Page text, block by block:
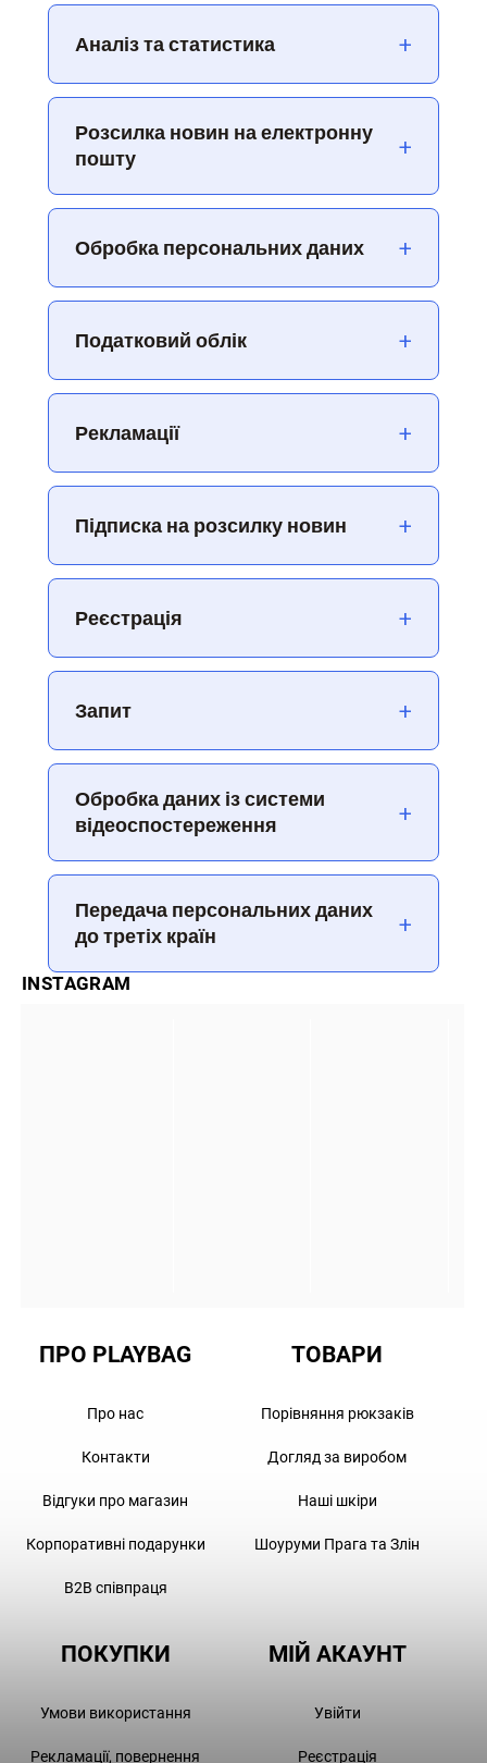
Аналіз та статистика +
Розсилка новин на електронну
пошту
+
Обробка персональних даних +
Податковий облік +
Рекламації +
Підписка на розсилку новин +
Реєстрація +
Запит +
Обробка даних із системи
відеоспостереження
+
Передача персональних даних
до третіх країн
+
INSTAGRAM
ПРО PLAYBAG
Про нас
Контакти
Відгуки про магазин
Корпоративні подарунки
B2B співпраця
ТОВАРИ
Порівняння рюкзаків
Догляд за виробом
Наші шкіри
Шоуруми Прага та Злін
ПОКУПКИ
Умови використання
Рекламації, повернення
МІЙ АКАУНТ
Увійти
Реєстрація